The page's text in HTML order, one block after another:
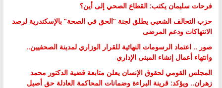
فرحات سليمان يكتب: القطاع الصحي إلى أين؟
حزب التحالف الشعبي يطلق لجنة “الحق في الصحة” بالإسكندرية لرصد
الانتهاكات ودعم المرضى
صور .. اعتماد الرسومات النهائية للقرار الوزاري لمدينة الصحفيين..
وانتهاء أعمال إنشاء المبنى الإداري
المجلس القومي لحقوق الإنسان يعلن متابعة قضية الدكتور محمد
زهران.. ويؤكد: قرينة البراءة وضمانات المحاكمة العادلة حق أصيل